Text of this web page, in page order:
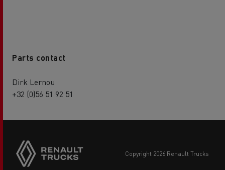
Parts contact
Dirk Lernou
+32 (0)56 51 92 51
copyright 2026 Renault Trucks